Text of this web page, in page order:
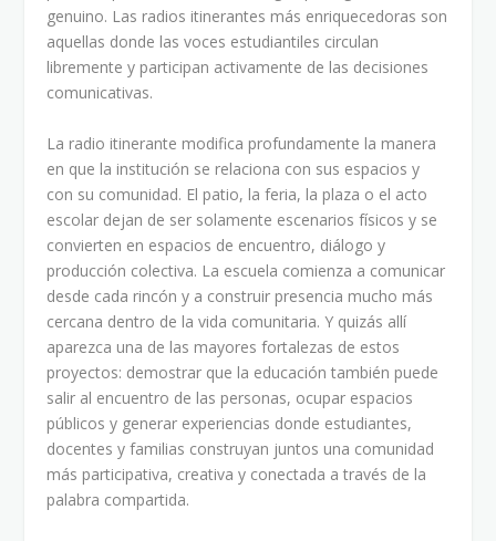
genuino. Las radios itinerantes más enriquecedoras son
aquellas donde las voces estudiantiles circulan
libremente y participan activamente de las decisiones
comunicativas.
La radio itinerante modifica profundamente la manera
en que la institución se relaciona con sus espacios y
con su comunidad. El patio, la feria, la plaza o el acto
escolar dejan de ser solamente escenarios físicos y se
convierten en espacios de encuentro, diálogo y
producción colectiva. La escuela comienza a comunicar
desde cada rincón y a construir presencia mucho más
cercana dentro de la vida comunitaria. Y quizás allí
aparezca una de las mayores fortalezas de estos
proyectos: demostrar que la educación también puede
salir al encuentro de las personas, ocupar espacios
públicos y generar experiencias donde estudiantes,
docentes y familias construyan juntos una comunidad
más participativa, creativa y conectada a través de la
palabra compartida.